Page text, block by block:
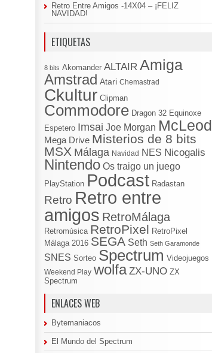
Retro Entre Amigos -14X04 – ¡FELIZ
NAVIDAD!
ETIQUETAS
8 bits Akomander ALTAIR Amiga
Amstrad Atari Chemastrad
Ckultur Clipman
Commodore Dragon 32 Equinoxe
Espetero Imsai Joe Morgan McLeod
Mega Drive Misterios de 8 bits
MSX Málaga Navidad NES Nicogalis
Nintendo Os traigo un juego
PlayStation Podcast Radastan
Retro Retro entre
amigos RetroMálaga
Retromúsica RetroPixel RetroPixel
Málaga 2016 SEGA Seth Seth Garamonde
SNES Sorteo Spectrum Videojuegos
Weekend Play wolfa ZX-UNO ZX
Spectrum
ENLACES WEB
Bytemaniacos
El Mundo del Spectrum